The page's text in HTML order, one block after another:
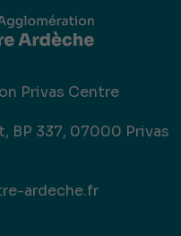
Privas Centre
BP 337, 07000 Privas
ardeche.fr